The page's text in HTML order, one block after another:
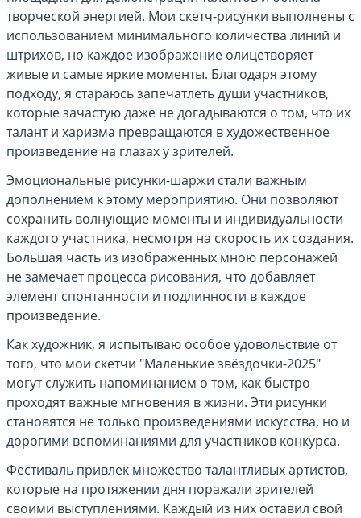
творческой энергией. Мои скетч-рисунки выполнены с
использованием минимального количества линий и
штрихов, но каждое изображение олицетворяет
живые и самые яркие моменты. Благодаря этому
подходу, я стараюсь запечатлеть души участников,
которые зачастую даже не догадываются о том, что их
талант и харизма превращаются в художественное
произведение на глазах у зрителей.
Эмоциональные рисунки-шаржи стали важным
дополнением к этому мероприятию. Они позволяют
сохранить волнующие моменты и индивидуальности
каждого участника, несмотря на скорость их создания.
Большая часть из изображенных мною персонажей
не замечает процесса рисования, что добавляет
элемент спонтанности и подлинности в каждое
произведение.
Как художник, я испытываю особое удовольствие от
того, что мои скетчи "Маленькие звёздочки-2025"
могут служить напоминанием о том, как быстро
проходят важные мгновения в жизни. Эти рисунки
становятся не только произведениями искусства, но и
дорогими вспоминаниями для участников конкурса.
Фестиваль привлек множество талантливых артистов,
которые на протяжении дня поражали зрителей
своими выступлениями. Каждый из них оставил свой